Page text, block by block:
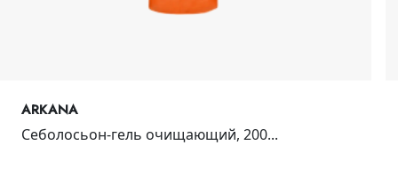
ARKANA
Себолосьон-гель очищающий, 200...